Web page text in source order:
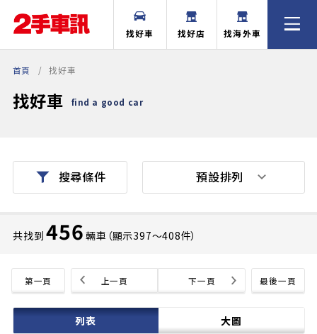
找好車 找好店 找海外車
首頁 找好車
找好車 find a good car
搜尋條件
共找到 456 輛車（顯示397〜408件）
第一頁 最後一頁
上一頁 下一頁
列表 大圖
預設排列